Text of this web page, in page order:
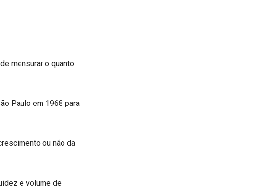
mensurar o quanto
Paulo em 1968 para
ou não da
e volume de